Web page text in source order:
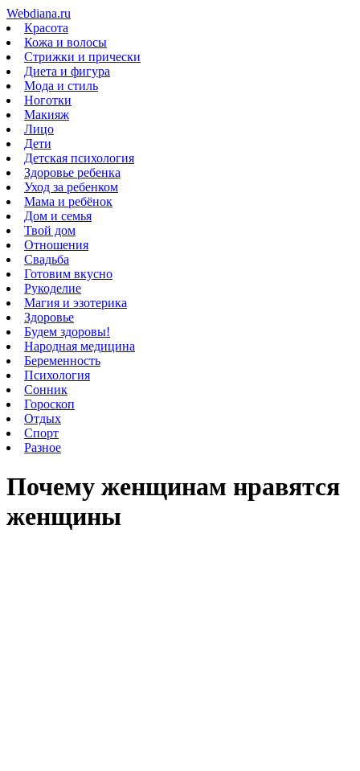
Webdiana.ru
Красота
Кожа и волосы
Стрижки и прически
Диета и фигура
Мода и стиль
Ноготки
Макияж
Лицо
Дети
Детская психология
Здоровье ребенка
Уход за ребенком
Мама и ребёнок
Дом и семья
Твой дом
Отношения
Свадьба
Готовим вкусно
Рукоделие
Магия и эзотерика
Здоровье
Будем здоровы!
Народная медицина
Беременность
Психология
Сонник
Гороскоп
Отдых
Спорт
Разное
Почему женщинам нравятся
женщины